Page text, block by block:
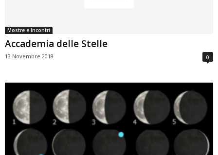
Mostre e Incontri
Accademia delle Stelle
13 Novembre 2018 0